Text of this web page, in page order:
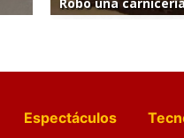
Espectáculos